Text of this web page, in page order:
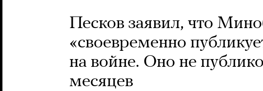
Песков заявил, что
«своевременно
на войне. Оно не
месяцев